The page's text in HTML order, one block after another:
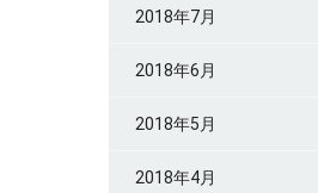
2018年7月
2018年6月
2018年5月
2018年4月